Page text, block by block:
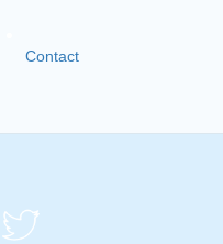
Contact